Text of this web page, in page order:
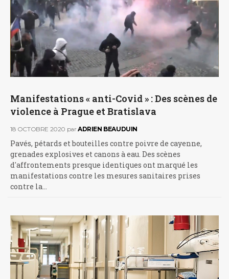
Manifestations « anti-Covid » : Des scènes de
violence à Prague et Bratislava
18 OCTOBRE 2020 parADRIEN BEAUDUIN
Pavés, pétards et bouteilles contre poivre de cayenne,
grenades explosives et canons à eau. Des scènes
d'affrontements presque identiques ont marqué les
manifestations contre les mesures sanitaires prises
contre la…